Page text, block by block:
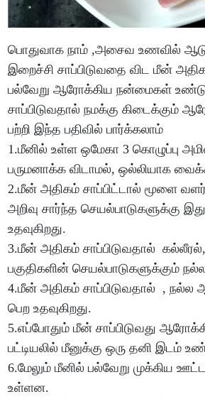
பொதுவாக நாம் ,அசைவ உணவில் ஆடு
இறைச்சி சாப்பிடுவதை விட மீன்
பல்வேறு ஆரோக்கிய நன்மைகள்
சாப்பிடுவதால் நமக்கு கிடைக்கும்
பற்றி இந்த பதிவில் பார்க்கலாம்
1.மீனில் உள்ள ஒமேகா 3 கொழுப்பு
பருமனாக்க விடாமல், ஒல்லியாக
2.மீன் அதிகம் சாப்பிட்டால் மூளை
அறிவு சார்ந்த செயல்பாடுகளுக்கு இது
உதவுகிறது.
3.மீன் அதிகம் சாப்பிடுவதால்
பகுதிகளின் செயல்பாடுகளுக்கும்
4.மீன் அதிகம் சாப்பிடுவதால் ,
பெற உதவுகிறது.
5.எப்போதும் மீன் சாப்பிடுவது
பட்டியலில் மீனுக்கு ஒரு தனி இடம்
6.மேலும் மீனில் பல்வேறு முக்கிய
உள்ளன.